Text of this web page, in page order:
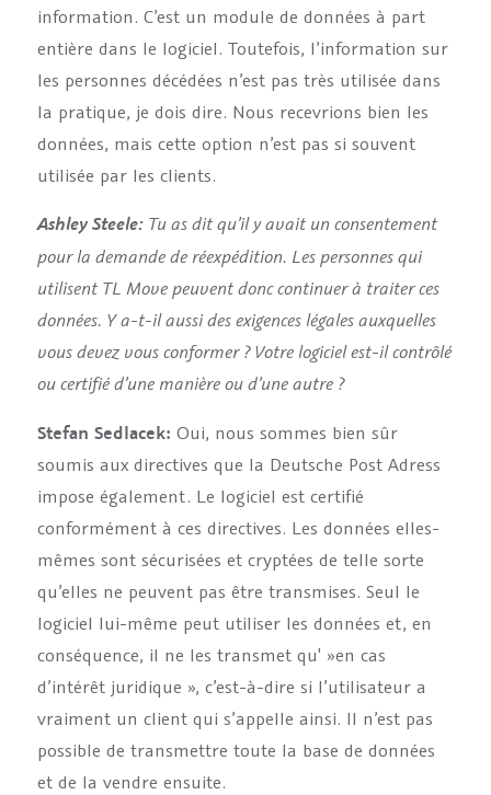
information. C’est un module de données à part
entière dans le logiciel. Toutefois, l’information sur
les personnes décédées n’est pas très utilisée dans
la pratique, je dois dire. Nous recevrions bien les
données, mais cette option n’est pas si souvent
utilisée par les clients.
Ashley Steele: Tu as dit qu’il y avait un consentement
pour la demande de réexpédition. Les personnes qui
utilisent TL Move peuvent donc continuer à traiter ces
données. Y a-t-il aussi des exigences légales auxquelles
vous devez vous conformer ? Votre logiciel est-il contrôlé
ou certifié d’une manière ou d’une autre ?
Stefan Sedlacek: Oui, nous sommes bien sûr
soumis aux directives que la Deutsche Post Adress
impose également. Le logiciel est certifié
conformément à ces directives. Les données elles-
mêmes sont sécurisées et cryptées de telle sorte
qu’elles ne peuvent pas être transmises. Seul le
logiciel lui-même peut utiliser les données et, en
conséquence, il ne les transmet qu' »en cas
d’intérêt juridique », c’est-à-dire si l’utilisateur a
vraiment un client qui s’appelle ainsi. Il n’est pas
possible de transmettre toute la base de données
et de la vendre ensuite.